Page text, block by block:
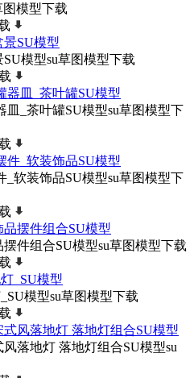
图模型下载
模型su草图模型下载
皿_茶叶罐SU模型su草图模型下
_软装饰品SU模型su草图模型下
件组合SU模型su草图模型下载
模型su草图模型下载
落地灯 落地灯组合SU模型su